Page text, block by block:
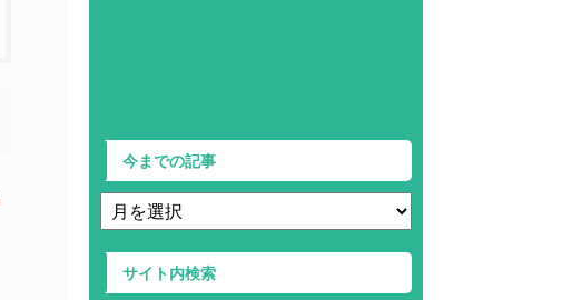
今までの記事
サイト内検索